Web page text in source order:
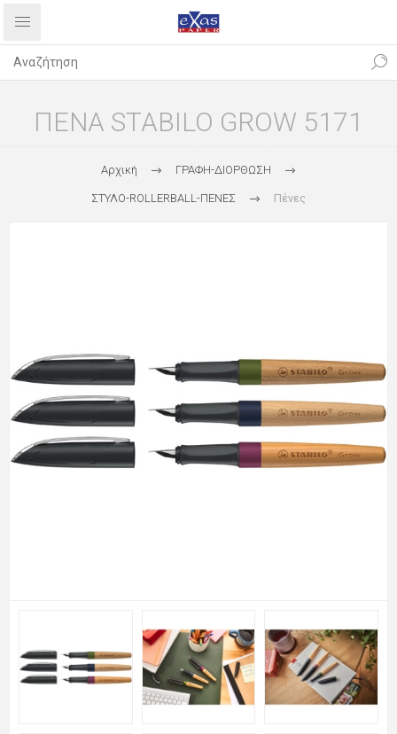
ΠΕΝΑ STABILO GROW 5171
Αρχική ΓΡΑΦΗ-ΔΙΟΡΘΩΣΗ
ΣΤΥΛΟ-ROLLERBALL-ΠΕΝΕΣ Πένες